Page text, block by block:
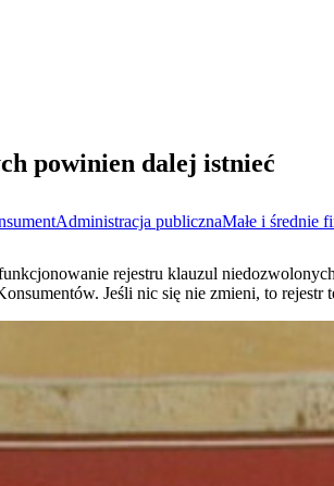
powinien dalej istnieć
Administracja publicznaMałe i średnie
rejestru klauzul
Jeśli nic się nie zmieni, to rejestr